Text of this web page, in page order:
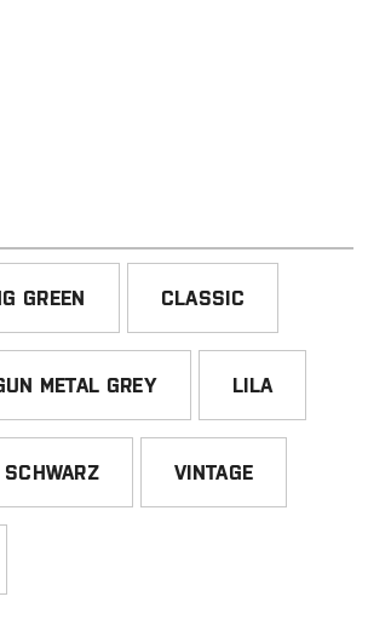
GREEN CLASSIC
METAL GREY LILA
SCHWARZ VINTAGE